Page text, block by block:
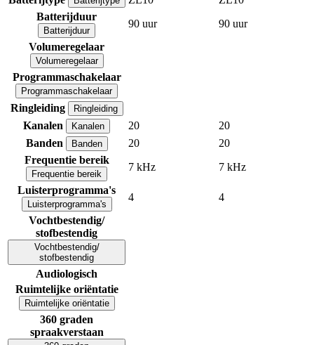
Batterijduur
Batterijduur
90 uur
90 uur
Volumeregelaar
Volumeregelaar
Programmaschakelaar
Programmaschakelaar
Ringleiding Ringleiding
Kanalen Kanalen 20
20
Banden
Banden 20
20
Frequentie bereik
Frequentie bereik
7 kHz
7 kHz
Luisterprogramma's
Luisterprogramma's
4
4
Vochtbestendig/
stofbestendig
Vochtbestendig/
stofbestendig
Audiologisch
Ruimtelijke oriëntatie
Ruimtelijke oriëntatie
360 graden
spraakverstaan